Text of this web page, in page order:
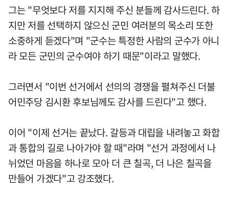
그는 "무엇보다 저를 지지해 주신 분들께 감사드린다. 하
지만 저를 선택하지 않으신 군민 여러분의 목소리 또한
소중하게 듣겠다"며 "군수는 특정한 사람의 군수가 아니
라 모든 군민의 군수여야 하기 때문"이라고 말했다.
그러면서 "이번 선거에서 선의의 경쟁을 펼쳐주신 더불
어민주당 김시환 후보님께도 감사를 드린다"고 했다.
이어 "이제 선거는 끝났다. 갈등과 대립을 내려놓고 화합
과 통합의 길로 나아가야 할 때"라며 "선거 과정에서 나
뉘었던 마음을 하나로 모아 더 큰 칠곡, 더 나은 칠곡을
만들어 가겠다"고 강조했다.